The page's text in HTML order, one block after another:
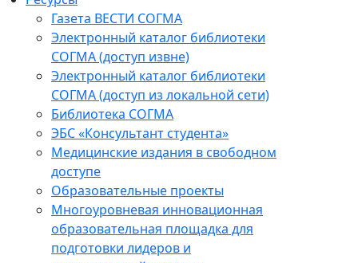
Газета ВЕСТИ СОГМА
Электронный каталог библиотеки
СОГМА (доступ извне)
Электронный каталог библиотеки
СОГМА (доступ из локальной сети)
Библиотека СОГМА
ЭБС «Консультант студента»
Медицинские издания в свободном
доступе
Образовательные проекты
Многоуровневая инновационная
образовательная площадка для
подготовки лидеров и